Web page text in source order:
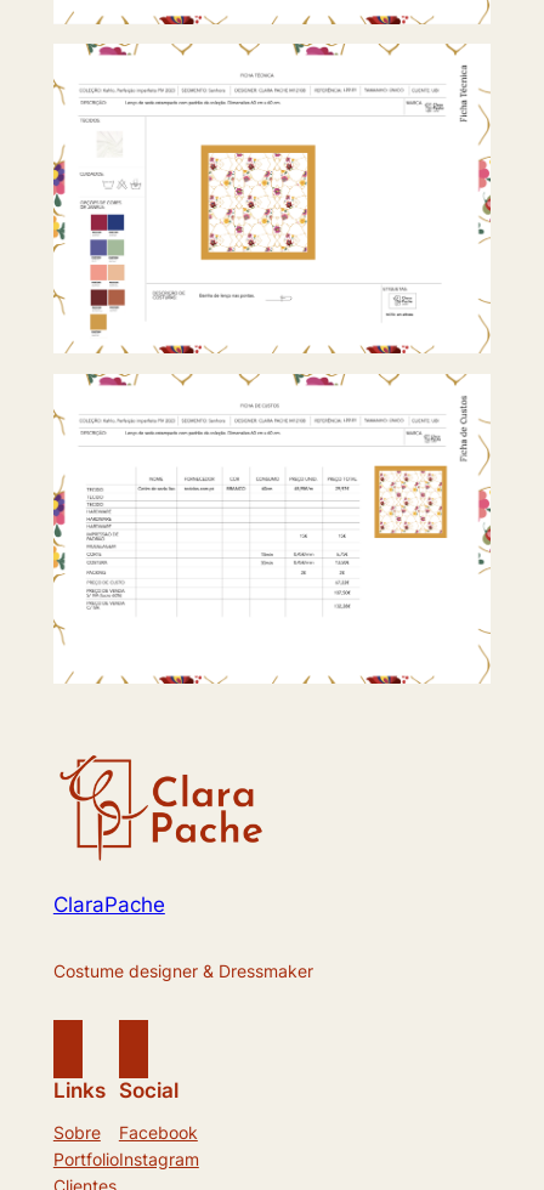
ClaraPache
Costume designer & Dressmaker
Links
Sobre
Portfolio
Clientes
Social
Facebook
Instagram